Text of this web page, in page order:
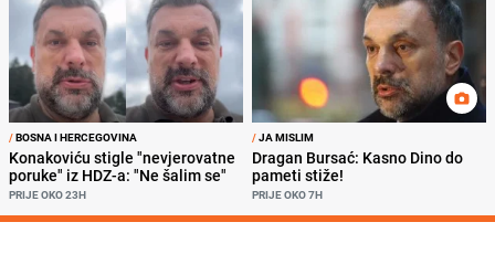
/BOSNA I HERCEGOVINA
Konakoviću stigle "nevjerovatne
poruke" iz HDZ-a: "Ne šalim se"
PRIJE OKO 23H
/JA MISLIM
Dragan Bursać: Kasno Dino do
pameti stiže!
PRIJE OKO 7H